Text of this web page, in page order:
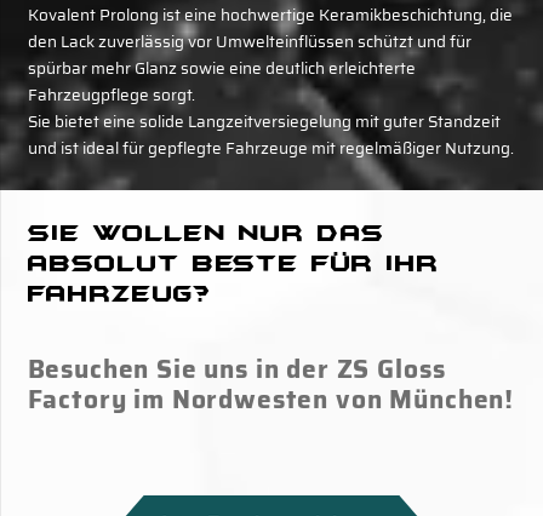
Kovalent Prolong ist eine hochwertige Keramikbeschichtung, die
den Lack zuverlässig vor Umwelteinflüssen schützt und für
spürbar mehr Glanz sowie eine deutlich erleichterte
Fahrzeugpflege sorgt.
Sie bietet eine solide Langzeitversiegelung mit guter Standzeit
und ist ideal für gepflegte Fahrzeuge mit regelmäßiger Nutzung.
Sie wollen nur das
absolut Beste für Ihr
Fahrzeug?
Besuchen Sie uns in der ZS Gloss
Factory im Nordwesten von München!